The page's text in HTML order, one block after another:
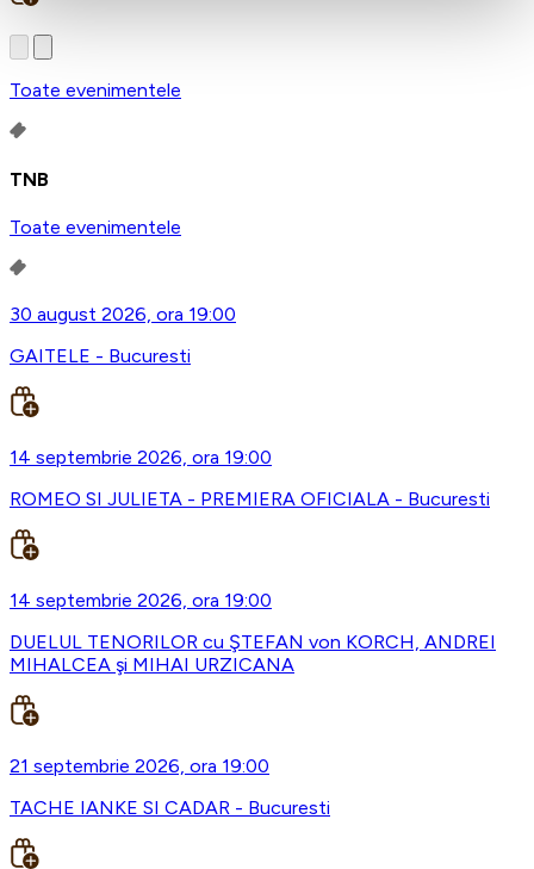
Toate evenimentele
TNB
Toate evenimentele
30 august 2026, ora 19:00
GAITELE - Bucuresti
14 septembrie 2026, ora 19:00
ROMEO SI JULIETA - PREMIERA OFICIALA - Bucuresti
14 septembrie 2026, ora 19:00
DUELUL TENORILOR cu ŞTEFAN von KORCH, ANDREI
MIHALCEA şi MIHAI URZICANA
21 septembrie 2026, ora 19:00
TACHE IANKE SI CADAR - Bucuresti